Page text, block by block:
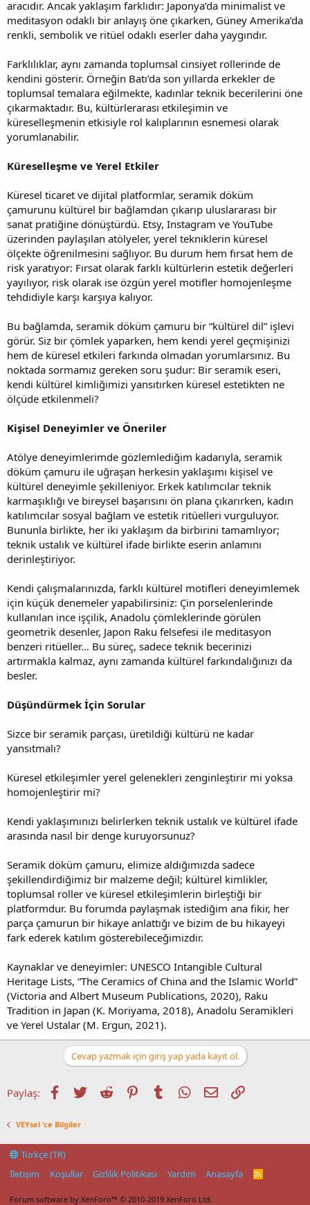
aracıdır. Ancak yaklaşım farklıdır: Japonya’da minimalist ve
meditasyon odaklı bir anlayış öne çıkarken, Güney Amerika’da
renkli, sembolik ve ritüel odaklı eserler daha yaygındır.
Farklılıklar, aynı zamanda toplumsal cinsiyet rollerinde de
kendini gösterir. Örneğin Batı’da son yıllarda erkekler de
toplumsal temalara eğilmekte, kadınlar teknik becerilerini öne
çıkarmaktadır. Bu, kültürlerarası etkileşimin ve
küreselleşmenin etkisiyle rol kalıplarının esnemesi olarak
yorumlanabilir.
Küreselleşme ve Yerel Etkiler
Küresel ticaret ve dijital platformlar, seramik döküm
çamurunu kültürel bir bağlamdan çıkarıp uluslararası bir
sanat pratiğine dönüştürdü. Etsy, Instagram ve YouTube
üzerinden paylaşılan atölyeler, yerel tekniklerin küresel
ölçekte öğrenilmesini sağlıyor. Bu durum hem fırsat hem de
risk yaratıyor: Fırsat olarak farklı kültürlerin estetik değerleri
yayılıyor, risk olarak ise özgün yerel motifler homojenleşme
tehdidiyle karşı karşıya kalıyor.
Bu bağlamda, seramik döküm çamuru bir “kültürel dil” işlevi
görür. Siz bir çömlek yaparken, hem kendi yerel geçmişinizi
hem de küresel etkileri farkında olmadan yorumlarsınız. Bu
noktada sormamız gereken soru şudur: Bir seramik eseri,
kendi kültürel kimliğimizi yansıtırken küresel estetikten ne
ölçüde etkilenmeli?
Kişisel Deneyimler ve Öneriler
Atölye deneyimlerimde gözlemlediğim kadarıyla, seramik
döküm çamuru ile uğraşan herkesin yaklaşımı kişisel ve
kültürel deneyimle şekilleniyor. Erkek katılımcılar teknik
karmaşıklığı ve bireysel başarısını ön plana çıkarırken, kadın
katılımcılar sosyal bağlam ve estetik ritüelleri vurguluyor.
Bununla birlikte, her iki yaklaşım da birbirini tamamlıyor;
teknik ustalık ve kültürel ifade birlikte eserin anlamını
derinleştiriyor.
Kendi çalışmalarınızda, farklı kültürel motifleri deneyimlemek
için küçük denemeler yapabilirsiniz: Çin porselenlerinde
kullanılan ince işçilik, Anadolu çömleklerinde görülen
geometrik desenler, Japon Raku felsefesi ile meditasyon
benzeri ritüeller… Bu süreç, sadece teknik becerinizi
artırmakla kalmaz, aynı zamanda kültürel farkındalığınızı da
besler.
Düşündürmek İçin Sorular
Sizce bir seramik parçası, üretildiği kültürü ne kadar
yansıtmalı?
Küresel etkileşimler yerel gelenekleri zenginleştirir mi yoksa
homojenleştirir mi?
Kendi yaklaşımınızı belirlerken teknik ustalık ve kültürel ifade
arasında nasıl bir denge kuruyorsunuz?
Seramik döküm çamuru, elimize aldığımızda sadece
şekillendirdiğimiz bir malzeme değil; kültürel kimlikler,
toplumsal roller ve küresel etkileşimlerin birleştiği bir
platformdur. Bu forumda paylaşmak istediğim ana fikir, her
parça çamurun bir hikaye anlattığı ve bizim de bu hikayeyi
fark ederek katılım gösterebileceğimizdir.
Kaynaklar ve deneyimler: UNESCO Intangible Cultural
Heritage Lists, “The Ceramics of China and the Islamic World”
(Victoria and Albert Museum Publications, 2020), Raku
Tradition in Japan (K. Moriyama, 2018), Anadolu Seramikleri
ve Yerel Ustalar (M. Ergun, 2021).
Cevap yazmak için giriş yap yada kayıt ol.
Paylaş: Facebook
TwitterReddit PinterestTumblrWhatsApp
E-postaLink
VEYsel 'ce Bilgiler
Türkçe (TR)
İletişim
Koşullar Gizlilik Politikası Yardım Anasayfa
R
Forum software by XenForo™ © 2010-2019 XenForo Ltd.